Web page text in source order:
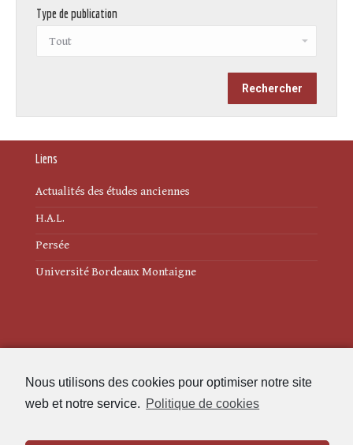
Nous utilisons des cookies pour optimiser notre site
web et notre service. Politique de cookies
Type de publication
Liens
Actualités des études anciennes
H.A.L.
Persée
Université Bordeaux Montaigne
Politique de cookies (UE)